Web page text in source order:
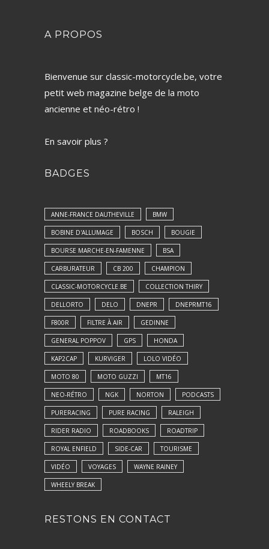
A PROPOS
Bienvenue sur classic-motorcycle.be, votre
petit web magazine belge de la moto
ancienne et néo-rétro !
En savoir plus ?
BADGES
ANNE-FRANCE DAUTHEVILLE BMW
BOBINE D'ALLUMAGE BOSCH BOUGIE
BOURSE MARCHE-EN-FAMENNE BSA
CARBURATEUR CB 200 CHAMPION
CLASSIC-MOTORCYCLE.BE COLLECTION THIRY
DELLORTO DELO DNEPR DNEPRMT16
F800R FILTRE À AIR GEDINNE
GENERAL POPPOV GPS HONDA
KAP2CAP KURVIGER LOLO VIDÉO
MOTO 80 MOTO GUZZI MT16
NEO-RÉTRO NGK NORTON PODCASTS
PURERACING PURE RACING RALEIGH
RIDER RADIO ROADBOOKS ROADTRIP
ROYAL ENFIELD SIDE-CAR TOURISME
VIDÉO VOYAGES WAYNE RAINEY
WHEELY BREAK
RESTONS EN CONTACT